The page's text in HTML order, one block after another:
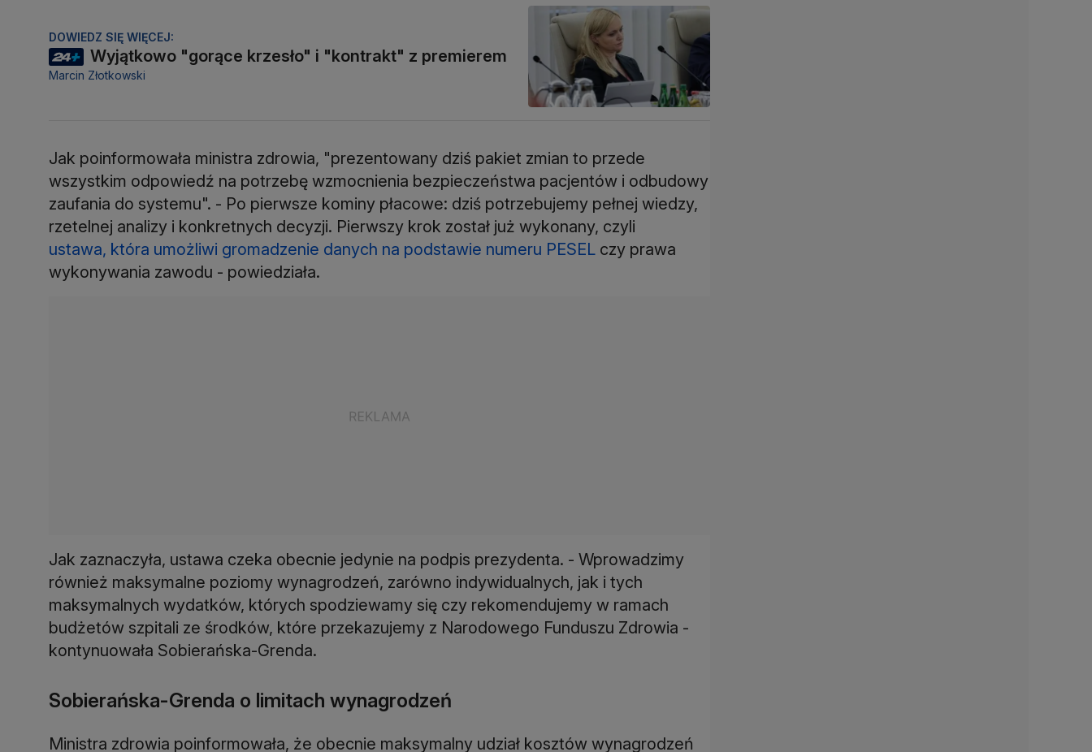
DOWIEDZ SIĘ WIĘCEJ:
Wyjątkowo "gorące krzesło" i "kontrakt" z premierem
Marcin Złotkowski
Jak poinformowała ministra zdrowia, "prezentowany dziś pakiet zmian to przede
wszystkim odpowiedź na potrzebę wzmocnienia bezpieczeństwa pacjentów i odbudowy
zaufania do systemu". - Po pierwsze kominy płacowe: dziś potrzebujemy pełnej wiedzy,
rzetelnej analizy i konkretnych decyzji. Pierwszy krok został już wykonany, czyli
ustawa, która umożliwi gromadzenie danych na podstawie numeru PESEL czy prawa
wykonywania zawodu - powiedziała.
Jak zaznaczyła, ustawa czeka obecnie jedynie na podpis prezydenta. - Wprowadzimy
również maksymalne poziomy wynagrodzeń, zarówno indywidualnych, jak i tych
maksymalnych wydatków, których spodziewamy się czy rekomendujemy w ramach
budżetów szpitali ze środków, które przekazujemy z Narodowego Funduszu Zdrowia -
kontynuowała Sobierańska-Grenda.
Sobierańska-Grenda o limitach wynagrodzeń
Ministra zdrowia poinformowała, że obecnie maksymalny udział kosztów wynagrodzeń